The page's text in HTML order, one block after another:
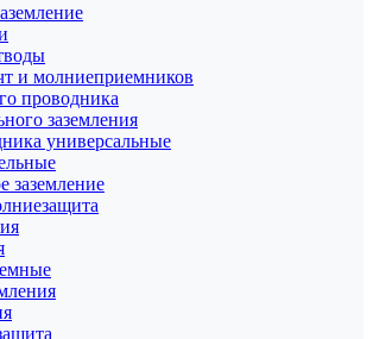
и молниеприемников
проводника
заземления
универсальные
заземление